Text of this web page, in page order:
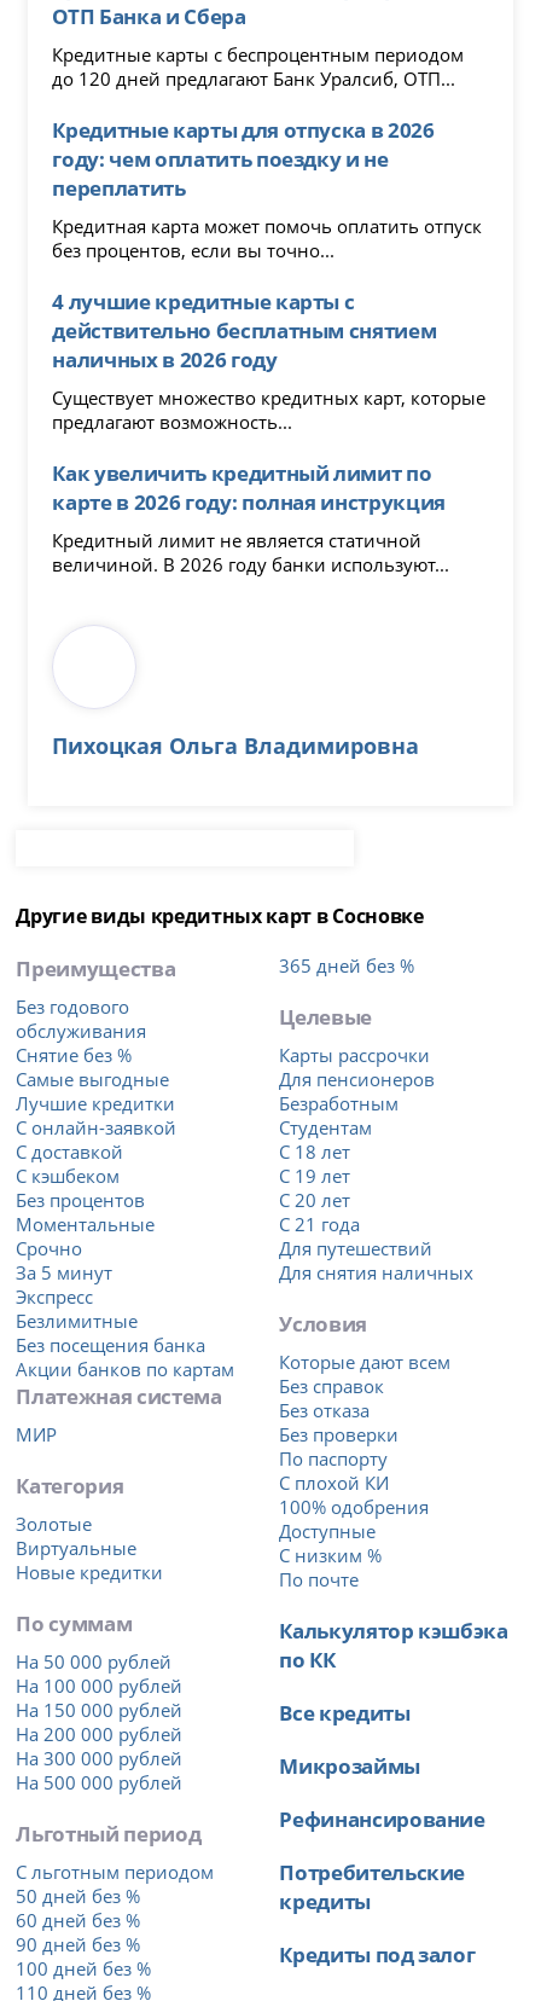
ОТП Банка и Сбера
Кредитные карты с беспроцентным периодом
до 120 дней предлагают Банк Уралсиб, ОТП...
Кредитные карты для отпуска в 2026
году: чем оплатить поездку и не
переплатить
Кредитная карта может помочь оплатить отпуск
без процентов, если вы точно...
4 лучшие кредитные карты с
действительно бесплатным снятием
наличных в 2026 году
Существует множество кредитных карт, которые
предлагают возможность...
Как увеличить кредитный лимит по
карте в 2026 году: полная инструкция
Кредитный лимит не является статичной
величиной. В 2026 году банки используют...
Пихоцкая Ольга Владимировна
Другие виды кредитных карт в Сосновке
Преимущества
Без годового
обслуживания
Снятие без %
Самые выгодные
Лучшие кредитки
С онлайн-заявкой
С доставкой
С кэшбеком
Без процентов
Моментальные
Срочно
За 5 минут
Экспресс
Безлимитные
Без посещения банка
Акции банков по картам
Платежная система
МИР
Категория
Золотые
Виртуальные
Новые кредитки
По суммам
На 50 000 рублей
На 100 000 рублей
На 150 000 рублей
На 200 000 рублей
На 300 000 рублей
На 500 000 рублей
Льготный период
С льготным периодом
50 дней без %
60 дней без %
90 дней без %
100 дней без %
110 дней без %
365 дней без %
Целевые
Карты рассрочки
Для пенсионеров
Безработным
Студентам
С 18 лет
С 19 лет
С 20 лет
С 21 года
Для путешествий
Для снятия наличных
Условия
Которые дают всем
Без справок
Без отказа
Без проверки
По паспорту
С плохой КИ
100% одобрения
Доступные
С низким %
По почте
Калькулятор кэшбэка
по КК
Все кредиты
Микрозаймы
Рефинансирование
Потребительские
кредиты
Кредиты под залог